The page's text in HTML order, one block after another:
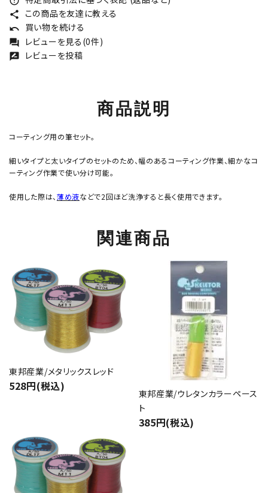
share この商品を友達に教える
undo 買い物を続ける
forum レビューを見る(0件)
rate_review レビューを投稿
商品説明
コーティング用の筆セット。
細いタイプと太いタイプのセットのため、幅のあるコーティング作業、細かなコ
ーティング作業で使い分け可能。
使用した際は、 薄め液などで2回ほど洗浄すると長く使用できます。
関連商品
東邦産業/メタリックスレッド
528円(税込)
東邦産業/ウレタンカラーペース
ト
385円(税込)